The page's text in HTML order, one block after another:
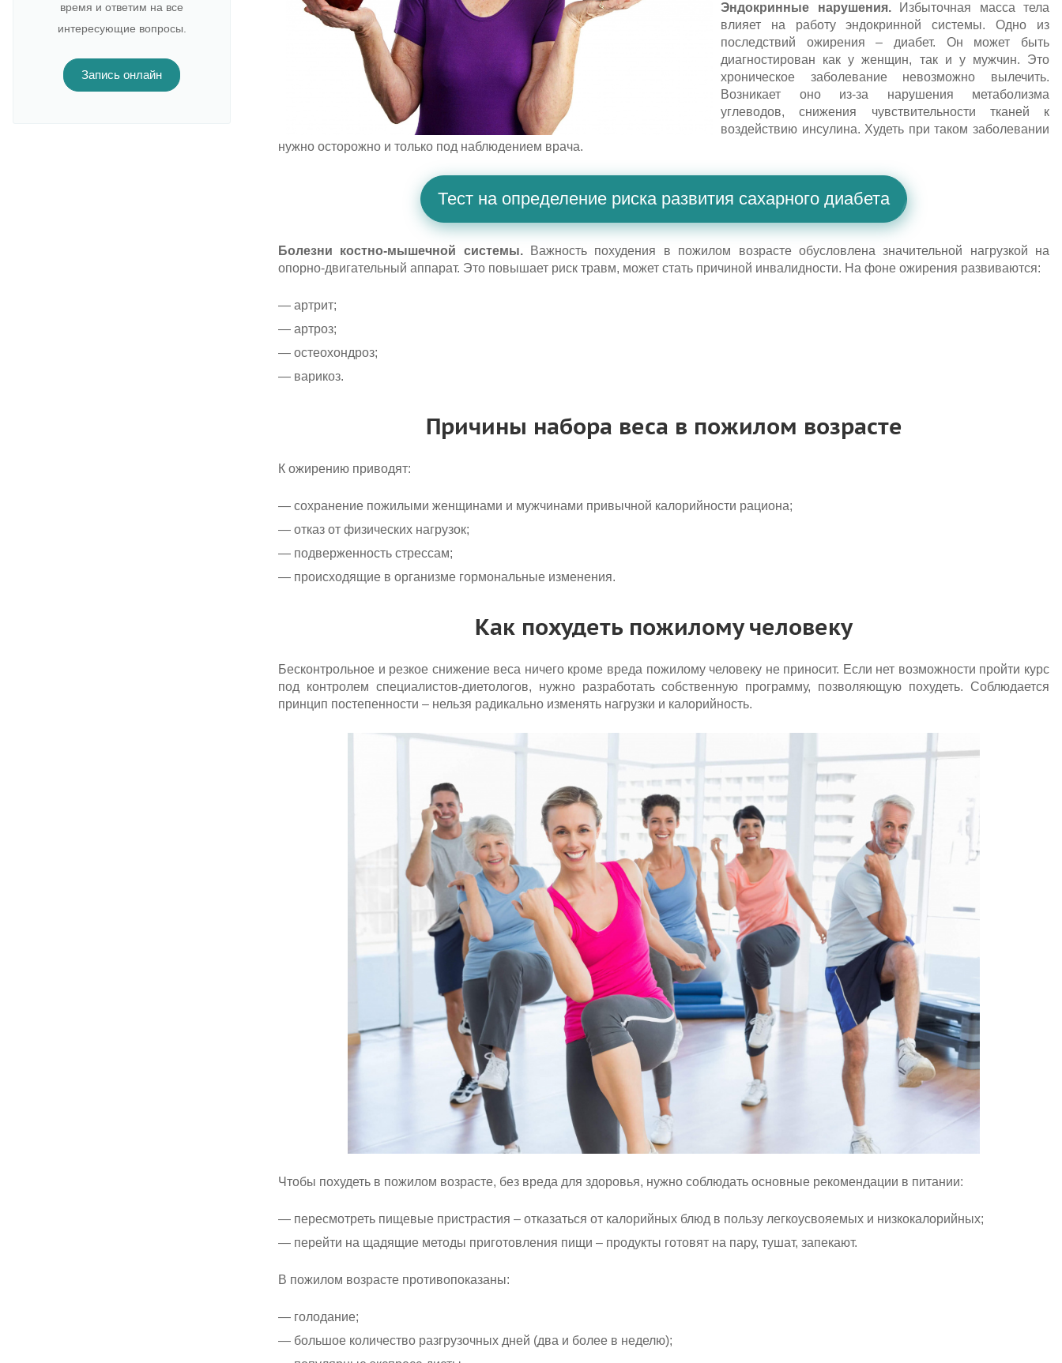
время и ответим на все
интересующие вопросы.
Запись онлайн
Эндокринные нарушения.Избыточная масса тела
влияет на работу эндокринной системы. Одно из
последствий ожирения – диабет. Он может быть
диагностирован как у женщин, так и у мужчин. Это
хроническое заболевание невозможно вылечить.
Возникает оно из-за нарушения метаболизма
углеводов, снижения чувствительности тканей к
воздействию инсулина. Худеть при таком заболевании
нужно осторожно и только под наблюдением врача.
Тест на определение риска развития сахарного диабета
Болезни костно-мышечной системы.Важность похудения в пожилом возрасте обусловлена значительной нагрузкой на
опорно-двигательный аппарат. Это повышает риск травм, может стать причиной инвалидности. На фоне ожирения развиваются:
артрит;
артроз;
остеохондроз;
варикоз.
Причины набора веса в пожилом возрасте
К ожирению приводят:
сохранение пожилыми женщинами и мужчинами привычной калорийности рациона;
отказ от физических нагрузок;
подверженность стрессам;
происходящие в организме гормональные изменения.
Как похудеть пожилому человеку
Бесконтрольное и резкое снижение веса ничего кроме вреда пожилому человеку не приносит. Если нет возможности пройти курс
под контролем специалистов-диетологов, нужно разработать собственную программу, позволяющую похудеть. Соблюдается
принцип постепенности – нельзя радикально изменять нагрузки и калорийность.
Чтобы похудеть в пожилом возрасте, без вреда для здоровья, нужно соблюдать основные рекомендации в питании:
пересмотреть пищевые пристрастия – отказаться от калорийных блюд в пользу легкоусвояемых и низкокалорийных;
перейти на щадящие методы приготовления пищи – продукты готовят на пару, тушат, запекают.
В пожилом возрасте противопоказаны:
голодание;
большое количество разгрузочных дней (два и более в неделю);